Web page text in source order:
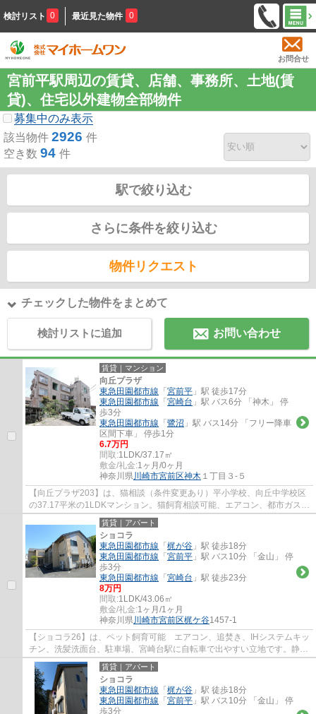
検討リスト 0 最近見た物件 0
お問合せ
宮前平駅周辺の賃貸、店舗、事務所、土地(賃
貸)、住宅以外建物全部物件
募集中のみ表示
該当物件 2926 件
空き数 94 件
駅で絞り込む
さらに条件を絞り込む
物件リクエスト
チェックした物件をまとめて
検討リストに追加 お問い合わせ
賃貸｜マンション
向丘プラザ
東急田園都市線 「 宮前平 」駅 徒歩17分
東急田園都市線 「 宮崎台 」駅 バス6分 「神木」 停
歩3分
東急田園都市線 「 鷺沼 」駅 バス14分 「フリー降車
区間下車」 停歩1分
6.7万円
間取:1LDK/37.17㎡
敷金/礼金:1ヶ月/0ヶ月
神奈川県川崎市宮前区神木 １丁目３-５
【向丘プラザ203】は、猫相談（条件変更あり）平小学校、向丘中学校区
の37.17平米の1LDKマンション。猫飼育相談可能、エアコン、都市ガス給
湯、CATV。
賃貸｜アパート
ショコラ
東急田園都市線 「 梶が谷 」駅 徒歩18分
東急田園都市線 「 宮前平 」駅 バス10分 「金山」 停
歩3分
東急田園都市線 「 宮崎台 」駅 徒歩23分
8万円
間取:1LDK/43.06㎡
敷金/礼金:1ヶ月/1ヶ月
神奈川県川崎市宮前区梶ケ谷1457-1
【ショコラ26】は、ペット飼育可能 エアコン、追焚き、IHシステムキッ
チン、洗髪洗面台、駐車場、宮崎台駅に自転車で出やすい立地です。静か
な住環境でお探しの方におすすめの物件です。
賃貸｜アパート
ショコラ
東急田園都市線 「 梶が谷 」駅 徒歩18分
東急田園都市線 「 宮前平 」駅 バス10分 「金山」 停
歩3分